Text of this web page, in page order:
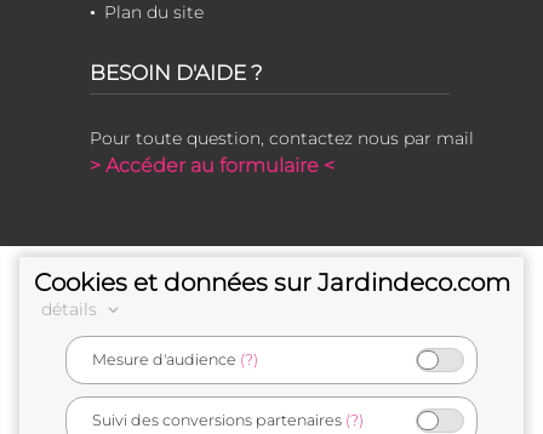
Plan du site
BESOIN D'AIDE ?
Pour toute question, contactez nous par mail
> Accéder au formulaire <
e-commerçant français
Cookies et données sur Jardindeco.com
détails
Mesure d'audience (?)
Suivi des conversions partenaires (?)